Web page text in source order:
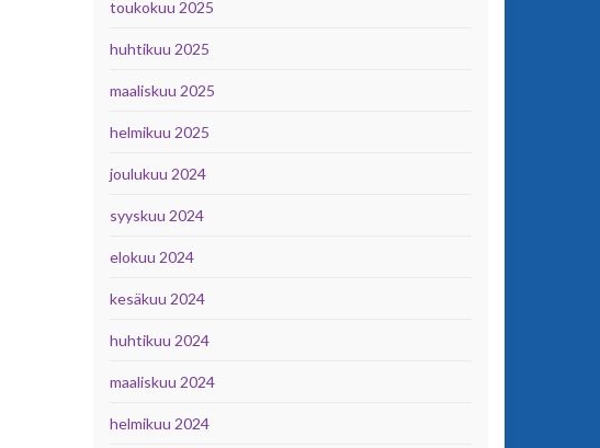
toukokuu 2025
huhtikuu 2025
maaliskuu 2025
helmikuu 2025
joulukuu 2024
syyskuu 2024
elokuu 2024
kesäkuu 2024
huhtikuu 2024
maaliskuu 2024
helmikuu 2024